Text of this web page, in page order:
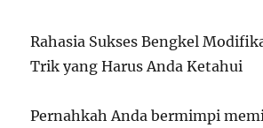
Rahasia Sukses Bengkel
Trik yang Harus Anda Ketahui
Pernahkah Anda bermimpi